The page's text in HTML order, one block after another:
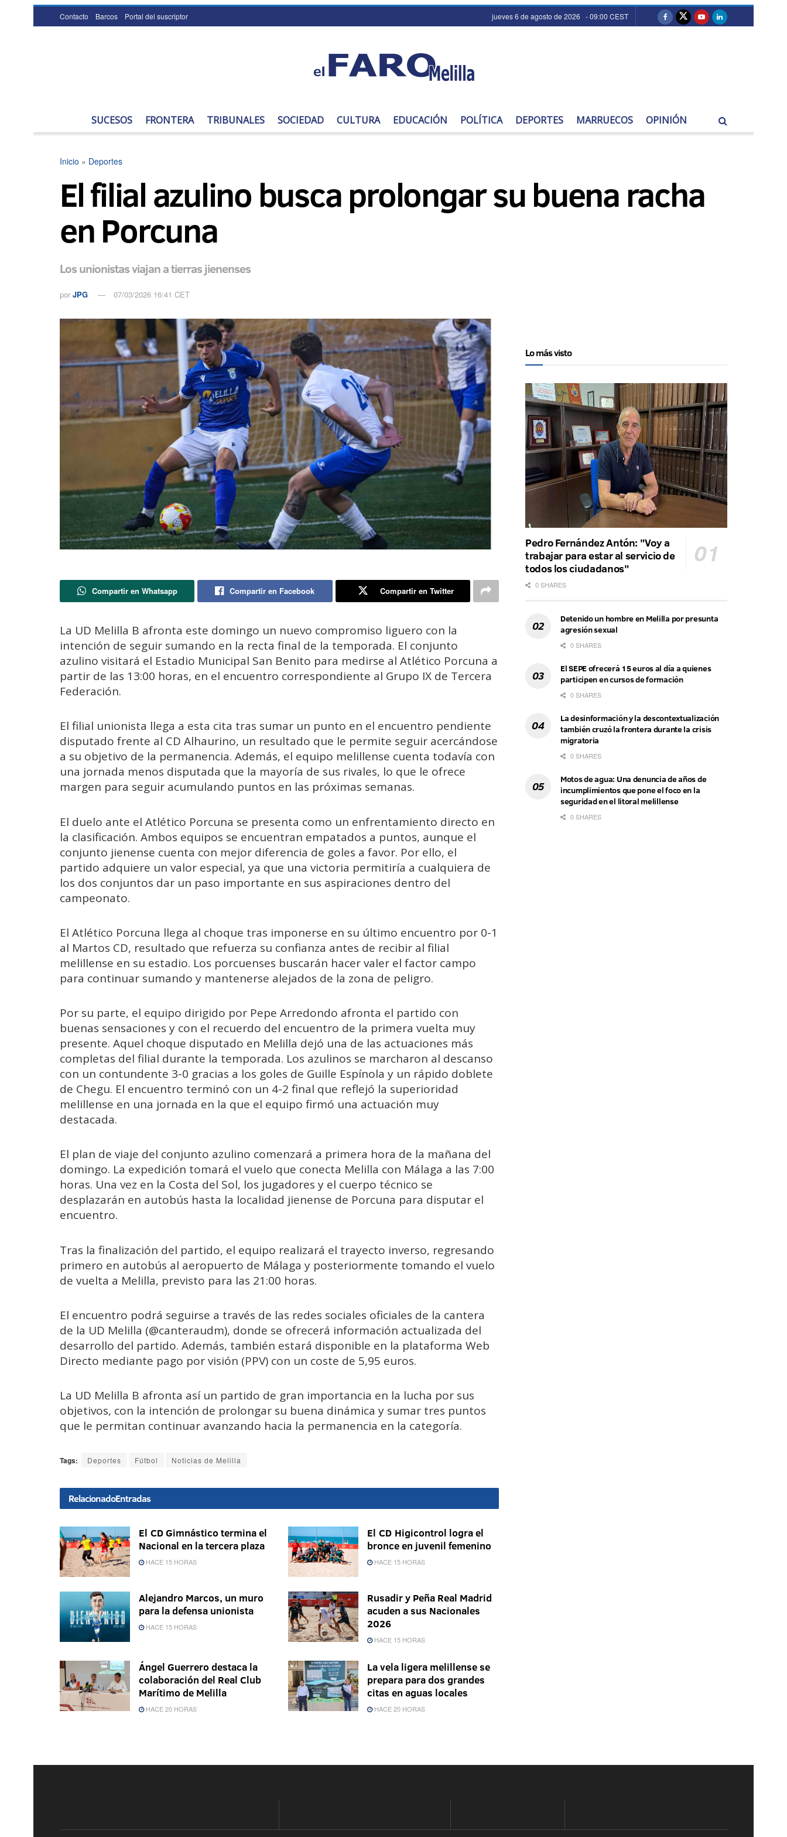
Contacto Barcos Portal del suscriptor jueves 6 de agosto de 2026 - 09:00 CEST
SUCESOS FRONTERA TRIBUNALES SOCIEDAD CULTURA EDUCACIÓN POLÍTICA DEPORTES MARRUECOS OPINIÓN
Inicio » Deportes
El filial azulino busca prolongar su buena racha
en Porcuna
Los unionistas viajan a tierras jienenses
por JPG 07/03/2026 16:41 CET
Compartir en Whatsapp Compartir en Facebook Compartir en Twitter
La UD Melilla B afronta este domingo un nuevo compromiso liguero con la
intención de seguir sumando en la recta final de la temporada. El conjunto
azulino visitará el Estadio Municipal San Benito para medirse al Atlético Porcuna a
partir de las 13:00 horas, en el encuentro correspondiente al Grupo IX de Tercera
Federación.
El filial unionista llega a esta cita tras sumar un punto en el encuentro pendiente
disputado frente al CD Alhaurino, un resultado que le permite seguir acercándose
a su objetivo de la permanencia. Además, el equipo melillense cuenta todavía con
una jornada menos disputada que la mayoría de sus rivales, lo que le ofrece
margen para seguir acumulando puntos en las próximas semanas.
El duelo ante el Atlético Porcuna se presenta como un enfrentamiento directo en
la clasificación. Ambos equipos se encuentran empatados a puntos, aunque el
conjunto jienense cuenta con mejor diferencia de goles a favor. Por ello, el
partido adquiere un valor especial, ya que una victoria permitiría a cualquiera de
los dos conjuntos dar un paso importante en sus aspiraciones dentro del
campeonato.
El Atlético Porcuna llega al choque tras imponerse en su último encuentro por 0-1
al Martos CD, resultado que refuerza su confianza antes de recibir al filial
melillense en su estadio. Los porcuenses buscarán hacer valer el factor campo
para continuar sumando y mantenerse alejados de la zona de peligro.
Por su parte, el equipo dirigido por Pepe Arredondo afronta el partido con
buenas sensaciones y con el recuerdo del encuentro de la primera vuelta muy
presente. Aquel choque disputado en Melilla dejó una de las actuaciones más
completas del filial durante la temporada. Los azulinos se marcharon al descanso
con un contundente 3-0 gracias a los goles de Guille Espínola y un rápido doblete
de Chegu. El encuentro terminó con un 4-2 final que reflejó la superioridad
melillense en una jornada en la que el equipo firmó una actuación muy
destacada.
El plan de viaje del conjunto azulino comenzará a primera hora de la mañana del
domingo. La expedición tomará el vuelo que conecta Melilla con Málaga a las 7:00
horas. Una vez en la Costa del Sol, los jugadores y el cuerpo técnico se
desplazarán en autobús hasta la localidad jienense de Porcuna para disputar el
encuentro.
Tras la finalización del partido, el equipo realizará el trayecto inverso, regresando
primero en autobús al aeropuerto de Málaga y posteriormente tomando el vuelo
de vuelta a Melilla, previsto para las 21:00 horas.
El encuentro podrá seguirse a través de las redes sociales oficiales de la cantera
de la UD Melilla (@canteraudm), donde se ofrecerá información actualizada del
desarrollo del partido. Además, también estará disponible en la plataforma Web
Directo mediante pago por visión (PPV) con un coste de 5,95 euros.
La UD Melilla B afronta así un partido de gran importancia en la lucha por sus
objetivos, con la intención de prolongar su buena dinámica y sumar tres puntos
que le permitan continuar avanzando hacia la permanencia en la categoría.
Tags: Deportes Fútbol Noticias de Melilla
RelacionadoEntradas
El CD Gimnástico termina el
Nacional en la tercera plaza
HACE 15 HORAS
El CD Higicontrol logra el
bronce en juvenil femenino
HACE 15 HORAS
Alejandro Marcos, un muro
para la defensa unionista
HACE 15 HORAS
Rusadir y Peña Real Madrid
acuden a sus Nacionales
2026
HACE 15 HORAS
Ángel Guerrero destaca la
colaboración del Real Club
Marítimo de Melilla
HACE 20 HORAS
La vela ligera melillense se
prepara para dos grandes
citas en aguas locales
HACE 20 HORAS
Lo más visto
Pedro Fernández Antón: "Voy a
trabajar para estar al servicio de
todos los ciudadanos"
0 SHARES
Detenido un hombre en Melilla por presunta
agresión sexual
0 SHARES
El SEPE ofrecerá 15 euros al día a quienes
participen en cursos de formación
0 SHARES
La desinformación y la descontextualización
también cruzó la frontera durante la crisis
migratoria
0 SHARES
Motos de agua: Una denuncia de años de
incumplimientos que pone el foco en la
seguridad en el litoral melillense
0 SHARES